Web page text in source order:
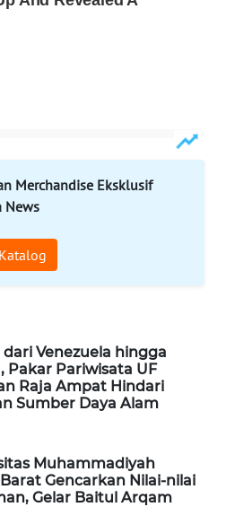
Merchandise Eksklusif
News
dari Venezuela hingga
Pakar Pariwisata UF
Raja Ampat Hindari
Sumber Daya Alam
Muhammadiyah
Gencarkan Nilai-nilai
Gelar Baitul Arqam